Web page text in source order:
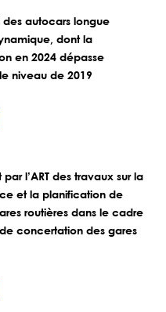
des autocars longue
dont la
en 2024 dépasse
niveau de 2019
par l’ART des travaux sur la
et la planification de
routières dans le cadre
concertation des gares